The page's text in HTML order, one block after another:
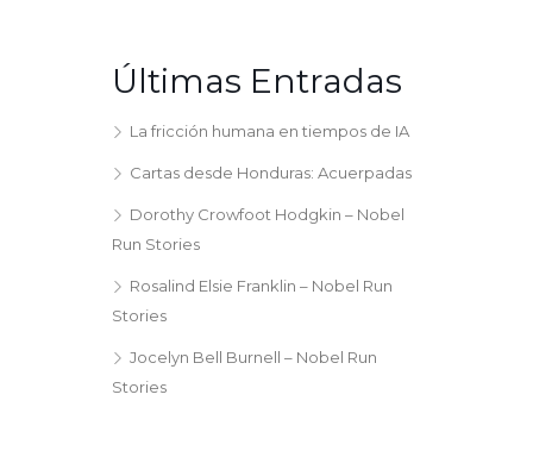
Últimas Entradas
La fricción humana en tiempos de IA
Cartas desde Honduras: Acuerpadas
Dorothy Crowfoot Hodgkin – Nobel
Run Stories
Rosalind Elsie Franklin – Nobel Run
Stories
Jocelyn Bell Burnell – Nobel Run
Stories